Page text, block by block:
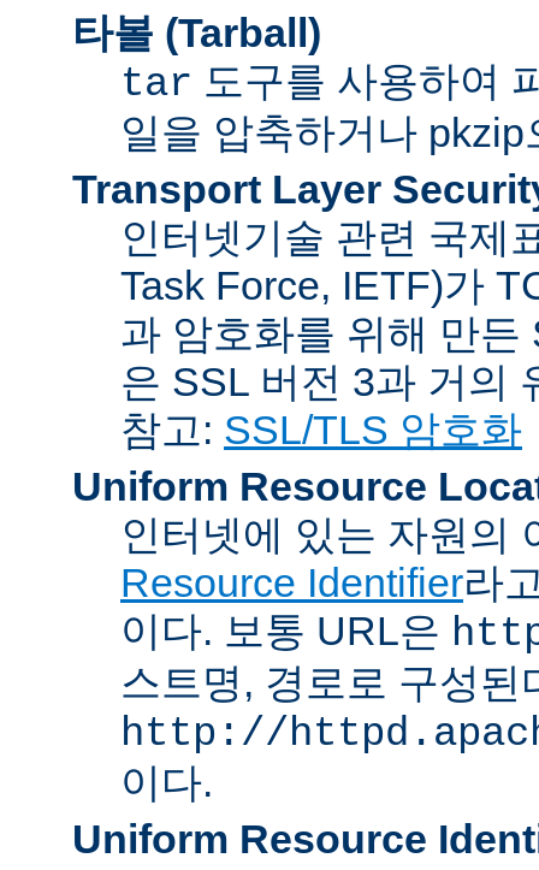
타볼 (Tarball)
tar 도구를 사용하여
일을 압축하거나
Transport Layer
인터넷기술 관련 국제
Task Force, IETF)가
과 암호화를 위해 만
은 SSL 버전 3과 거의
참고: SSL/TLS 암호화
Uniform Resource
인터넷에 있는 자원의
Resource Identifier라
이다. 보통 URL은
스트명, 경로로 구성
http://
이다.
Uniform Resource